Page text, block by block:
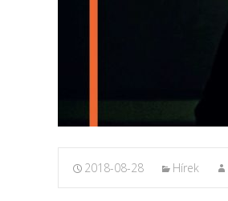
2018-08-28 Hírek